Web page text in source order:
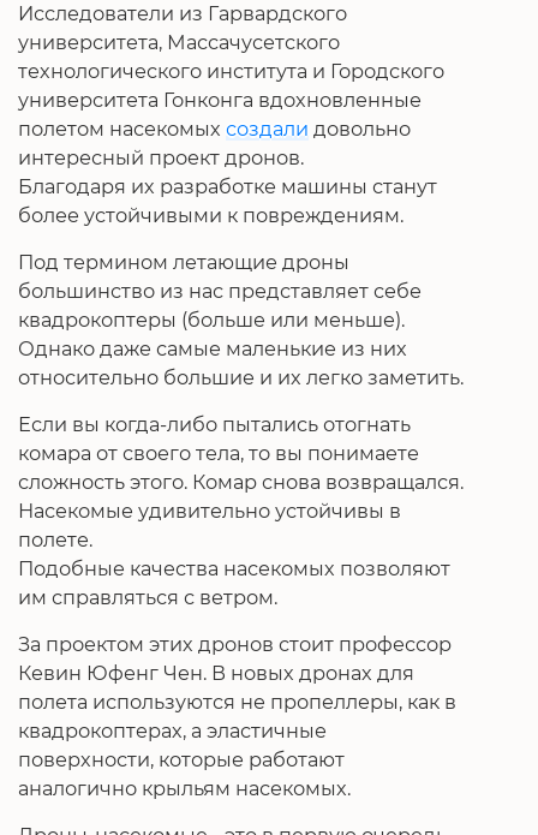
Исследователи из Гарвардского
университета, Массачусетского
технологического института и Городского
университета Гонконга вдохновленные
полетом насекомых создали довольно
интересный проект дронов.
Благодаря их разработке машины станут
более устойчивыми к повреждениям.
Под термином летающие дроны
большинство из нас представляет себе
квадрокоптеры (больше или меньше).
Однако даже самые маленькие из них
относительно большие и их легко заметить.
Если вы когда-либо пытались отогнать
комара от своего тела, то вы понимаете
сложность этого. Комар снова возвращался.
Насекомые удивительно устойчивы в
полете.
Подобные качества насекомых позволяют
им справляться с ветром.
За проектом этих дронов стоит профессор
Кевин Юфенг Чен. В новых дронах для
полета используются не пропеллеры, как в
квадрокоптерах, а эластичные
поверхности, которые работают
аналогично крыльям насекомых.